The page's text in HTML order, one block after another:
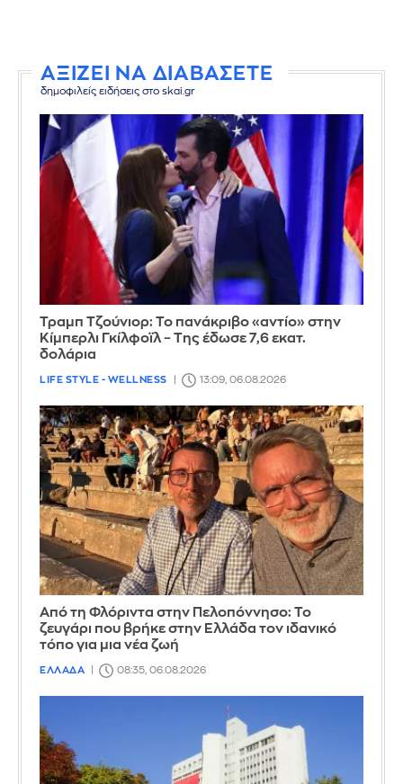
ΑΞΙΖΕΙ ΝΑ ΔΙΑΒΑΣΕΤΕ
δημοφιλείς ειδήσεις στο skai.gr
Τραμπ Τζούνιορ: Το πανάκριβο «αντίο» στην
Κίμπερλι Γκίλφοϊλ – Της έδωσε 7,6 εκατ.
δολάρια
LIFE STYLE - WELLNESS 13:09, 06.08.2026
Από τη Φλόριντα στην Πελοπόννησο: Το
ζευγάρι που βρήκε στην Ελλάδα τον ιδανικό
τόπο για μια νέα ζωή
ΕΛΛΑΔΑ 08:35, 06.08.2026